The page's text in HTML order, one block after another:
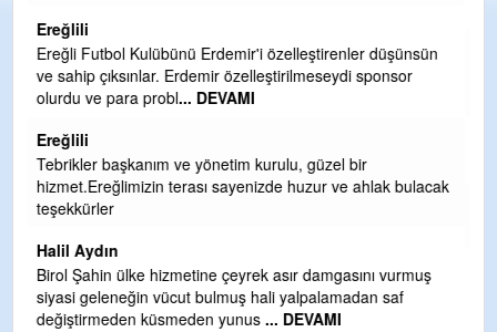
Şaban yavuz
Mekanı cennet olsun kederli ailesine Rabbim Sabri Celil
ihsan eylesin
Sebahattin özarslan
Günaydın hayırlı sabahlar dilerim
H BakiYüksel
babaocağı
Yeni parti için ereğli ilçe teşkilatımızı merak eder dururken
asıl merakımız halk kahramanlarımız ereğli aşkı ile yanıp